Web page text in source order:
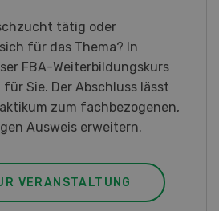
tätig oder
für das Thema? In
FBA-Weiterbildungskurs
Sie. Der Abschluss lässt
zum fachbezogenen,
Ausweis erweitern.
VERANSTALTUNG